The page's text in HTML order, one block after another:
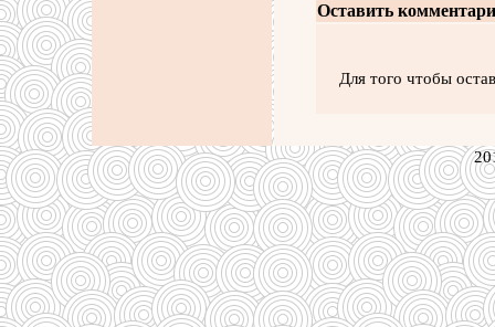
Оставить
Для того чтобы